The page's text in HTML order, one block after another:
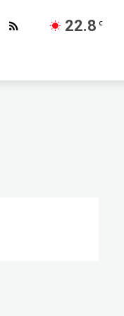
22.8 C
ήταν η 20χρονη